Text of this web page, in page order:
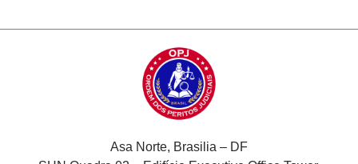
Asa Norte, Brasilia – DF